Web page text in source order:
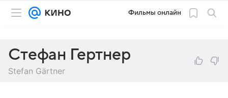
Фильмы онлайн
Стефан Гертнер
Stefan Gärtner